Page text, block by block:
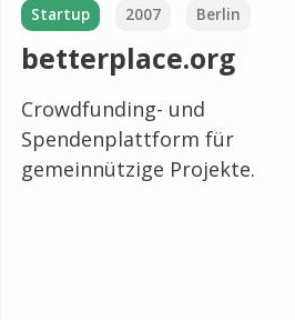
Startup 2007 Berlin
betterplace.org
Crowdfunding- und
Spendenplattform für
gemeinnützige Projekte.